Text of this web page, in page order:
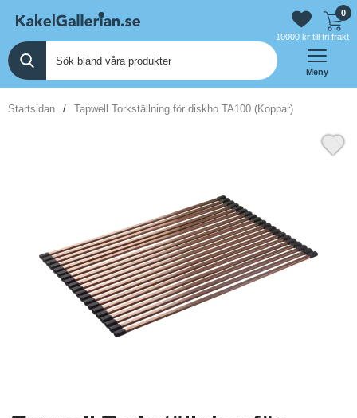
0
10000 kr till fri frakt
Meny
Startsidan Tapwell Torkställning för diskho TA100 (Koppar)